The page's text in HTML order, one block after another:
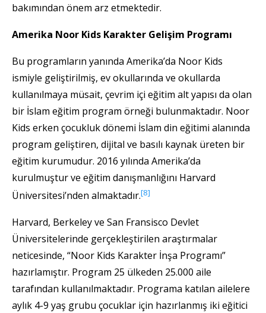
bakımından önem arz etmektedir.
Amerika Noor Kids Karakter Gelişim Programı
Bu programların yanında Amerika’da Noor Kids
ismiyle geliştirilmiş, ev okullarında ve okullarda
kullanılmaya müsait, çevrim içi eğitim alt yapısı da olan
bir İslam eğitim program örneği bulunmaktadır. Noor
Kids erken çocukluk dönemi İslam din eğitimi alanında
program geliştiren, dijital ve basılı kaynak üreten bir
eğitim kurumudur. 2016 yılında Amerika’da
kurulmuştur ve eğitim danışmanlığını Harvard
Üniversitesi’nden almaktadır.[8]
Harvard, Berkeley ve San Fransisco Devlet
Üniversitelerinde gerçekleştirilen araştırmalar
neticesinde, “Noor Kids Karakter İnşa Programı”
hazırlamıştır. Program 25 ülkeden 25.000 aile
tarafından kullanılmaktadır. Programa katılan ailelere
aylık 4-9 yaş grubu çocuklar için hazırlanmış iki eğitici